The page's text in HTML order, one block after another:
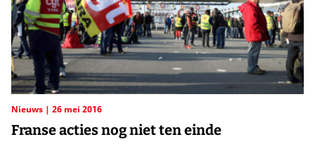
Nieuws 26 mei 2016
Franse acties nog niet ten einde